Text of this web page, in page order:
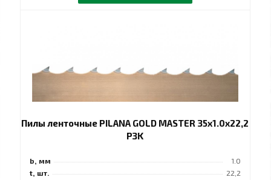
Пилы ленточные PILANA GOLD MASTER 35x1.0x22,2
РЗK
b, мм
1.0
t, шт.
22,2